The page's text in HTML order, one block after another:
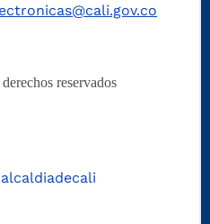
reservados
alcaldiadecali